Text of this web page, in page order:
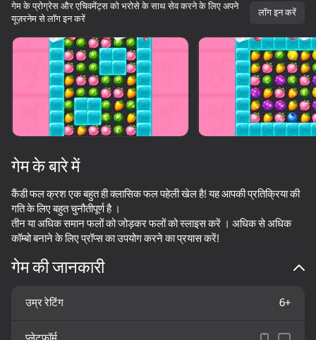
50+ शीर्ष गेम. सभी द्वारा
गेम के प्रोग्रेस और एचिवमेंट्स को भरोसे के साथ सेव करने के लिए अपने
यूज़रनेम से लॉग इन करें
लॉग इन करें
गेम के बारे में
कैंडी फल क्रश एक बहुत ही क्लासिक फल पहेली खेल है! यह आपकी प्रतिक्रिया की
गति के लिए बहुत चुनौतीपूर्ण है ।
तीन या अधिक समान फलों को जोड़कर फलों को स्लाइस करें । अधिक से अधिक
कॉम्बो बनाने के लिए प्रॉप्स का उपयोग करने का प्रयास करें!
गेम की जानकारी
उम्र रेटिंग 6+